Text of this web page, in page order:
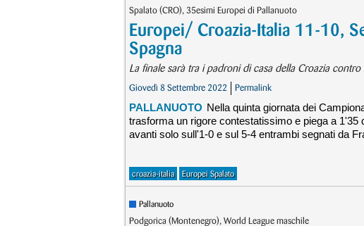
Spalato (CRO), 35esimi Europei di Pallanuoto
Europei/ Croazia-Italia 11-10,
Spagna
La finale sarà tra i padroni di casa della Croazia contro
Giovedì 8 Settembre 2022 Permalink
PALLANUOTO Nella quinta giornata dei
trasforma un rigore contestatissimo e piega a
avanti solo sull'1-0 e sul 5-4 entrambi segnati da
croazia-italia Europei Spalato
Pallanuoto
Podgorica (Montenegro), World League maschile